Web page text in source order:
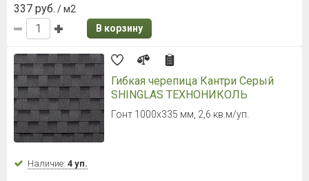
337 руб. / м2
В корзину
Гибкая черепица Кантри Серый
SHINGLAS ТЕХНОНИКОЛЬ
Гонт 1000х335 мм, 2,6 кв.м/уп.
Наличие: 4 уп.